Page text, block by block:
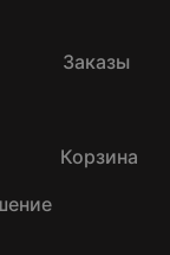
Заказы
Корзина